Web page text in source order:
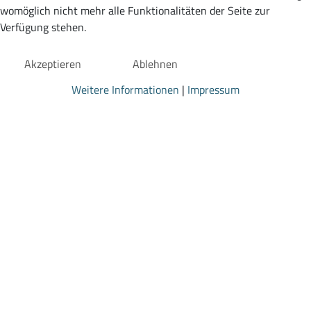
womöglich nicht mehr alle Funktionalitäten der Seite zur
Verfügung stehen.
Akzeptieren
Ablehnen
Weitere Informationen | Impressum